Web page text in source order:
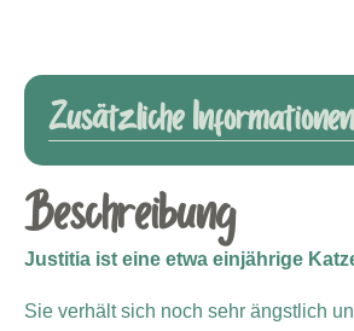
Zusätzliche Informationen
Beschreibung
Justitia ist eine etwa einjährige
Sie verhält sich noch sehr ängstlich